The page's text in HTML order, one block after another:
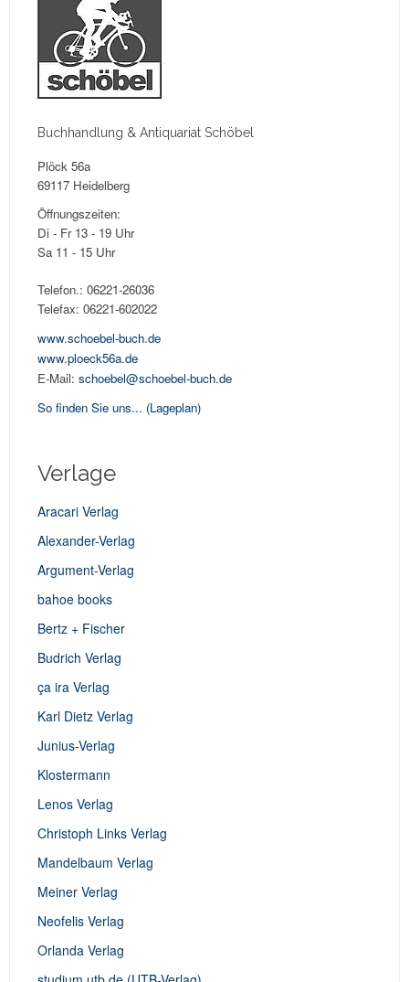
Buchhandlung & Antiquariat Schöbel
Plöck 56a
69117 Heidelberg
Öffnungszeiten:
Di - Fr 13 - 19 Uhr
Sa 11 - 15 Uhr
Telefon.: 06221-26036
Telefax: 06221-602022
www.schoebel-buch.de
www.ploeck56a.de
E-Mail: schoebel@schoebel-buch.de
So finden Sie uns... (Lageplan)
Verlage
Aracari Verlag
Alexander-Verlag
Argument-Verlag
bahoe books
Bertz + Fischer
Budrich Verlag
ça ira Verlag
Karl Dietz Verlag
Junius-Verlag
Klostermann
Lenos Verlag
Christoph Links Verlag
Mandelbaum Verlag
Meiner Verlag
Neofelis Verlag
Orlanda Verlag